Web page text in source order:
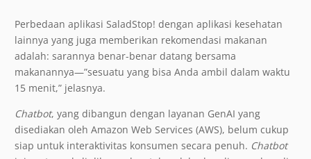
Perbedaan aplikasi SaladStop! dengan aplikasi kesehatan
lainnya yang juga memberikan rekomendasi makanan
adalah: sarannya benar-benar datang bersama
makanannya—”sesuatu yang bisa Anda ambil dalam waktu
15 menit,” jelasnya.
Chatbot, yang dibangun dengan layanan GenAI yang
disediakan oleh Amazon Web Services (AWS), belum cukup
siap untuk interaktivitas konsumen secara penuh. Chatbot